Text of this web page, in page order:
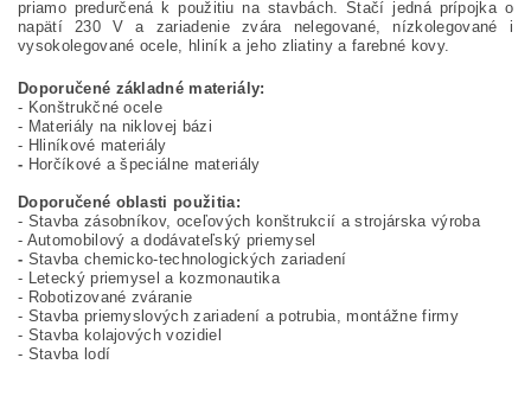
priamo predurčená k použitiu na stavbách. Stačí jedná prípojka o
napätí 230 V a zariadenie zvára nelegované, nízkolegované i
vysokolegované ocele, hliník a jeho zliatiny a farebné kovy.
Doporučené základné materiály:
- Konštrukčné ocele
- Materiály na niklovej bázi
- Hliníkové materiály
- Horčíkové a špeciálne materiály
Doporučené oblasti použitia:
- Stavba zásobníkov, oceľových konštrukcií a strojárska výroba
- Automobilový a dodávateľský priemysel
- Stavba chemicko-technologických zariadení
- Letecký priemysel a kozmonautika
- Robotizované zváranie
- Stavba priemyslových zariadení a potrubia , montážne firmy
- Stavba kolajových vozidiel
- Stavba lodí